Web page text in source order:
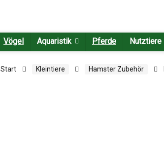
Vögel Aquaristik Pferde Nutztiere
Start Kleintiere Hamster Zubehör